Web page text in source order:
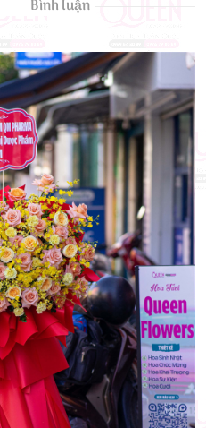
Bình luận